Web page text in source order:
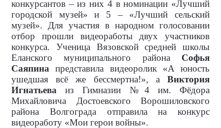
конкурсантов – из них 4 в номинации «Лучший
городской музей» и 5 – «Лучший сельский
музей». Для участия в народном голосовании
отбор прошли видеоработы двух участников
конкурса. Ученица Вязовской средней школы
Еланского муниципального района Софья
Саяпина представила видеоролик «А юность
ушедшая всё же бессмертна!», а Виктория
Игнатьева из Гимназии №4 им. Фёдора
Михайловича Достоевского Ворошиловского
района Волгограда отправила на конкурс
видеоработу «Мои герои войны».